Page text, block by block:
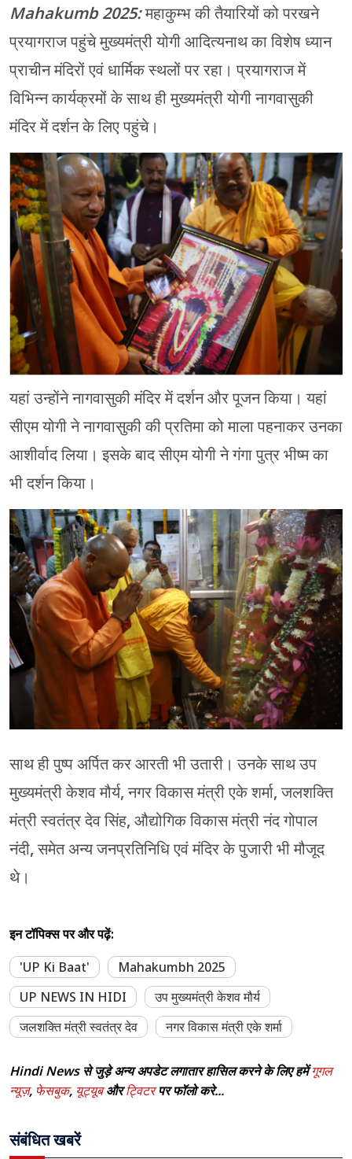
Mahakumb 2025:महाकुम्भ की तैयारियों को परखने
प्रयागराज पहुंचे मुख्यमंत्री योगी आदित्यनाथ का विशेष ध्यान
प्राचीन मंदिरों एवं धार्मिक स्थलों पर रहा। प्रयागराज में
विभिन्न कार्यक्रमों के साथ ही मुख्यमंत्री योगी नागवासुकी
मंदिर में दर्शन के लिए पहुंचे।
यहां उन्होंने नागवासुकी मंदिर में दर्शन और पूजन किया। यहां
सीएम योगी ने नागवासुकी की प्रतिमा को माला पहनाकर उनका
आशीर्वाद लिया। इसके बाद सीएम योगी ने गंगा पुत्र भीष्म का
भी दर्शन किया।
साथ ही पुष्प अर्पित कर आरती भी उतारी। उनके साथ उप
मुख्यमंत्री केशव मौर्य, नगर विकास मंत्री एके शर्मा, जलशक्ति
मंत्री स्वतंत्र देव सिंह, औद्योगिक विकास मंत्री नंद गोपाल
नंदी, समेत अन्य जनप्रतिनिधि एवं मंदिर के पुजारी भी मौजूद
थे।
इन टॉपिक्स पर और पढ़ें:
'UP Ki Baat'
Mahakumbh 2025
UP NEWS IN HIDI
उप मुख्यमंत्री केशव मौर्य
जलशक्ति मंत्री स्वतंत्र देव
नगर विकास मंत्री एके शर्मा
Hindi News से जुड़े अन्य अपडेट लगातार हासिल करने के लिए हमेंगूगल
न्यूज़, फेसबुक, यूट्यूबऔरट्विटरपर फॉलो करे...
संबंधित खबरें